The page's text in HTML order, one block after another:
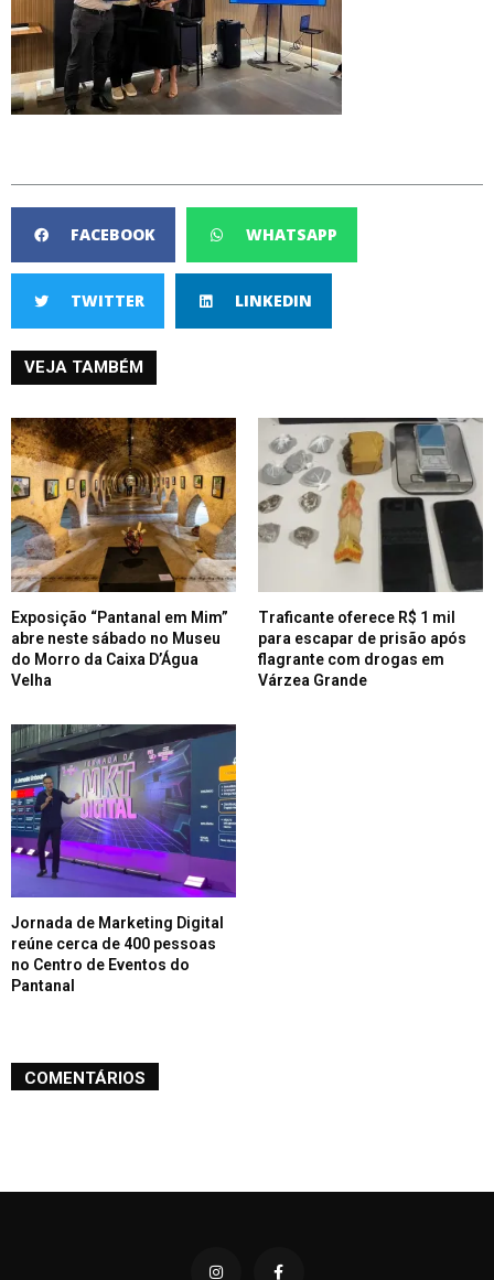
FACEBOOK WHATSAPP
TWITTER LINKEDIN
VEJA TAMBÉM
Exposição “Pantanal em Mim”
abre neste sábado no Museu
do Morro da Caixa D’Água
Velha
Traficante oferece R$ 1 mil
para escapar de prisão após
flagrante com drogas em
Várzea Grande
Jornada de Marketing Digital
reúne cerca de 400 pessoas
no Centro de Eventos do
Pantanal
COMENTÁRIOS